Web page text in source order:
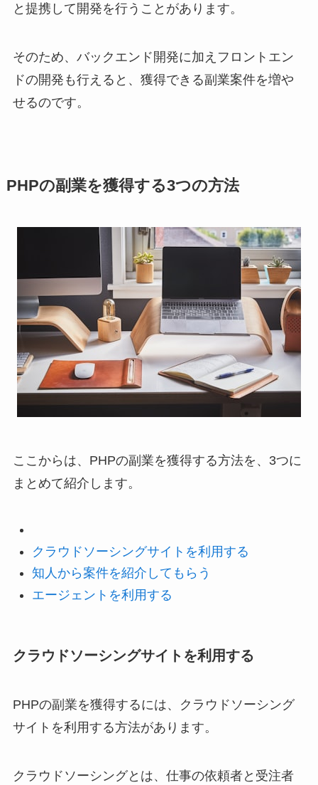
と提携して開発を行うことがあります。
そのため、バックエンド開発に加えフロントエン
ドの開発も行えると、獲得できる副業案件を増や
せるのです。
PHPの副業を獲得する3つの方法
ここからは、PHPの副業を獲得する方法を、3つに
まとめて紹介します。
クラウドソーシングサイトを利用する
知人から案件を紹介してもらう
エージェントを利用する
クラウドソーシングサイトを利用する
PHPの副業を獲得するには、クラウドソーシング
サイトを利用する方法があります。
クラウドソーシングとは、仕事の依頼者と受注者